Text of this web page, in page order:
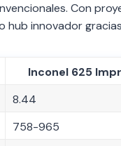
Con
hub innovador
Inconel 625
8.44
758-965